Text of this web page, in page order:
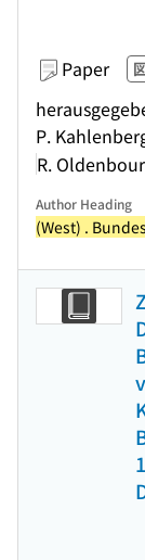
Paper
P.
R.
Author Heading
(West) .